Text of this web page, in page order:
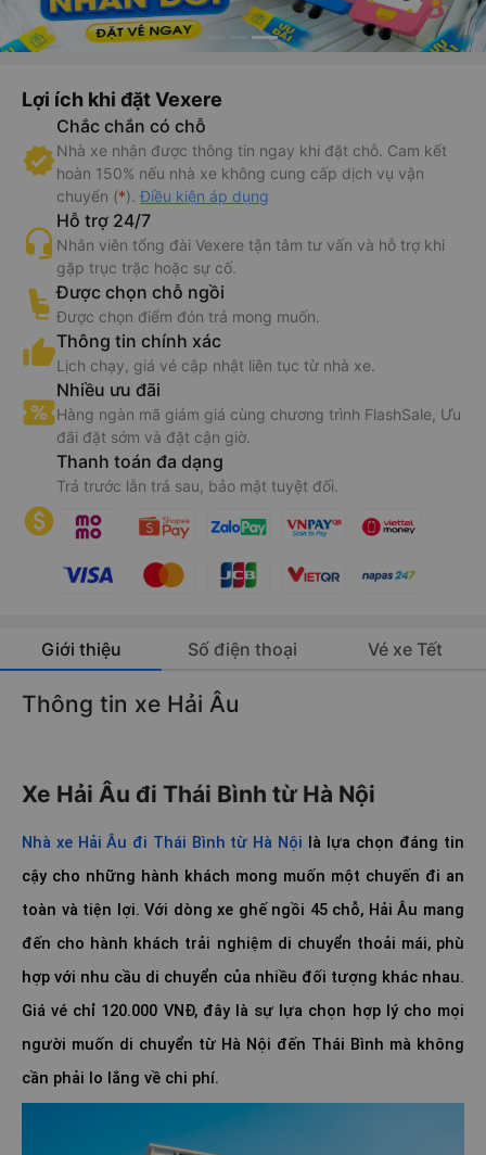
Lợi ích khi đặt Vexere
Chắc chắn có chỗ
Nhà xe nhận được thông tin ngay khi đặt chỗ. Cam kết
hoàn 150% nếu nhà xe không cung cấp dịch vụ vận
chuyển (*). Điều kiện áp dụng
Hỗ trợ 24/7
Nhân viên tổng đài Vexere tận tâm tư vấn và hỗ trợ khi
gặp trục trặc hoặc sự cố.
Được chọn chỗ ngồi
Được chọn điểm đón trả mong muốn.
Thông tin chính xác
Lịch chạy, giá vé cập nhật liên tục từ nhà xe.
Nhiều ưu đãi
Hàng ngàn mã giảm giá cùng chương trình FlashSale, Ưu
đãi đặt sớm và đặt cận giờ.
Thanh toán đa dạng
Trả trước lẫn trả sau, bảo mật tuyệt đối.
Giới thiệu Số điện thoại Vé xe Tết
Thông tin xe Hải Âu
Xe Hải Âu đi Thái Bình từ Hà Nội
Nhà xe Hải Âu đi Thái Bình từ Hà Nội là lựa chọn đáng tin
cậy cho những hành khách mong muốn một chuyến đi an
toàn và tiện lợi. Với dòng xe ghế ngồi 45 chỗ, Hải Âu mang
đến cho hành khách trải nghiệm di chuyển thoải mái, phù
hợp với nhu cầu di chuyển của nhiều đối tượng khác nhau.
Giá vé chỉ 120.000 VNĐ, đây là sự lựa chọn hợp lý cho mọi
người muốn di chuyển từ Hà Nội đến Thái Bình mà không
cần phải lo lắng về chi phí.